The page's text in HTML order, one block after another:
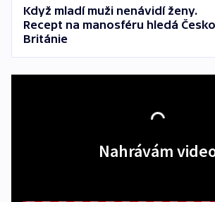
Když mladí muži nenávidí ženy.
Recept na manosféru hledá
Británie
Nahrávám